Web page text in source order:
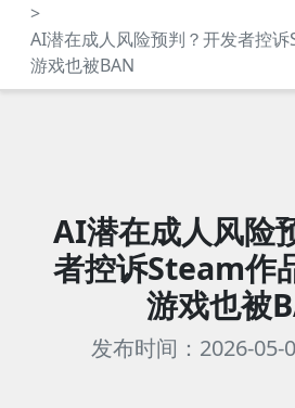
>
AI潜在成人风险预判？开发者控
游戏也被BAN
AI潜在成人风险
者控诉Steam作
游戏也被
发布时间：2026-05-